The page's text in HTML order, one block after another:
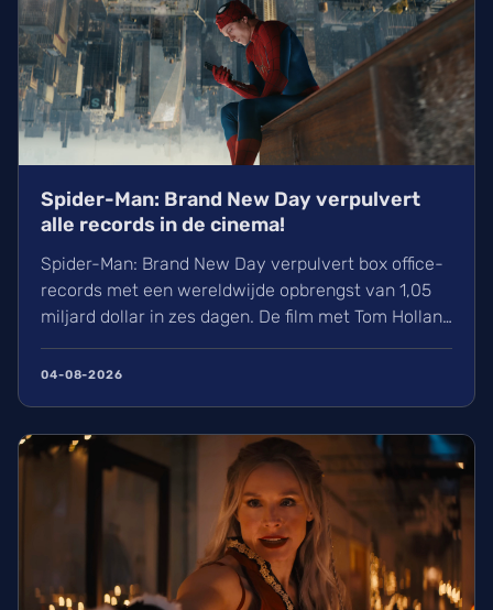
Spider-Man: Brand New Day verpulvert
alle records in de cinema!
Spider-Man: Brand New Day verpulvert box office-
records met een wereldwijde opbrengst van 1,05
miljard dollar in zes dagen. De film met Tom Holland
en Zendaya haalt hiermee bijna Avengers:
Endgame in. Volgens hollywoodreporter.com
IMAX-release.
04-08-2026